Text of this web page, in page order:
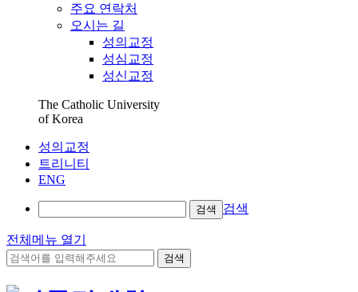
주요 연락처
오시는 길
성의교정
성심교정
성신교정
The Catholic University
of Korea
성의교정
트리니티
ENG
검색 검색
전체메뉴 열기
검색